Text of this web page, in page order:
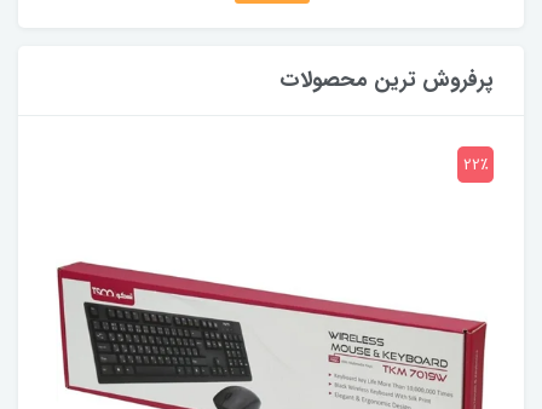
پرفروش ترین محصولات
22٪